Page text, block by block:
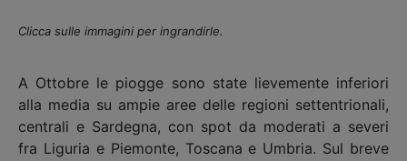
Clicca sulle immagini per ingrandirle.
A Ottobre le piogge sono state lievemente inferiori
alla media su ampie aree delle regioni settentrionali,
centrali e Sardegna, con spot da moderati a severi
fra Liguria e Piemonte, Toscana e Umbria. Sul breve